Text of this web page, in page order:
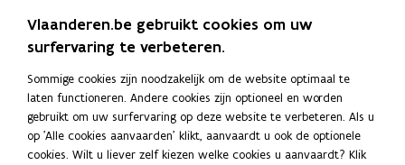
Schrijf je in
Thema's
Taaladviezen
Spellingregels
Vlaanderen.be gebruikt cookies om uw
surfervaring te verbeteren.
Sommige cookies zijn noodzakelijk om de website optimaal te
laten functioneren. Andere cookies zijn optioneel en worden
gebruikt om uw surfervaring op deze website te verbeteren. Als u
op 'Alle cookies aanvaarden' klikt, aanvaardt u ook de optionele
cookies. Wilt u liever zelf kiezen welke cookies u aanvaardt? Klik